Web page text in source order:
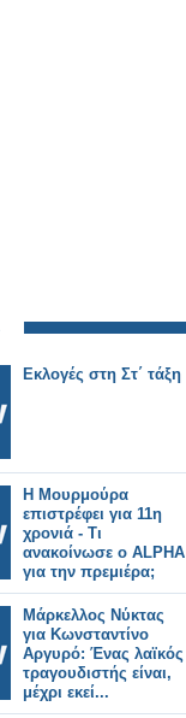
Εκλογές στη Στ΄ τάξη
Η Μουρμούρα
επιστρέφει για 11η
χρονιά - Τι
ανακοίνωσε ο ALPHA
για την πρεμιέρα;
Μάρκελλος Νύκτας
για Κωνσταντίνο
Αργυρό: Ένας λαϊκός
τραγουδιστής είναι,
μέχρι εκεί...